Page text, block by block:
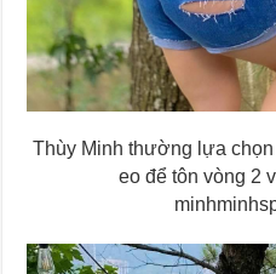
Thùy Minh thường lựa
eo để tôn vòng 2